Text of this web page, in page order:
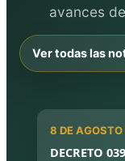
avances
Ver todas las
8 DE
DECRETO